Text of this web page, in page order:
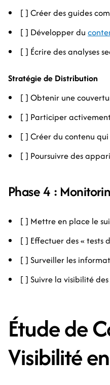
[ ] Créer des guides
[ ] Développer du
[ ] Écrire des analyses
Stratégie de Distribution
[ ] Obtenir une
[ ] Participer
[ ] Créer du contenu
[ ] Poursuivre des
Phase 4 :
[ ] Mettre en place le
[ ] Effectuer des « tests
[ ] Surveiller les
[ ] Suivre la visibilité
Étude de
Visibilité